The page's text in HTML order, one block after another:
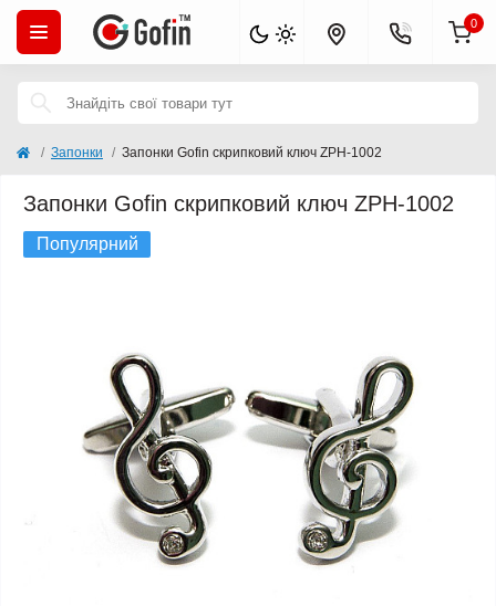
0
Запонки Запонки Gofin скрипковий ключ ZPH-1002
Запонки Gofin скрипковий ключ ZPH-1002
Популярний